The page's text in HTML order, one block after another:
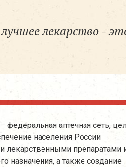
лекарство -
аптечная сеть,
населения России
лекарственными препаратами
назначения, а также создание